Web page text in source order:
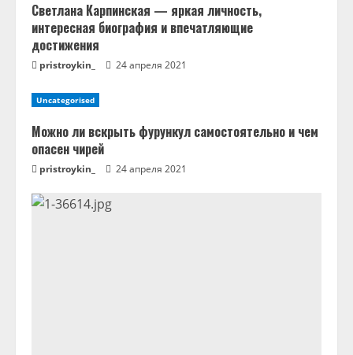
Светлана Карпинская — яркая личность,
интересная биография и впечатляющие
достижения
pristroykin_ 24 апреля 2021
Uncategorised
Можно ли вскрыть фурункул самостоятельно и чем
опасен чирей
pristroykin_ 24 апреля 2021